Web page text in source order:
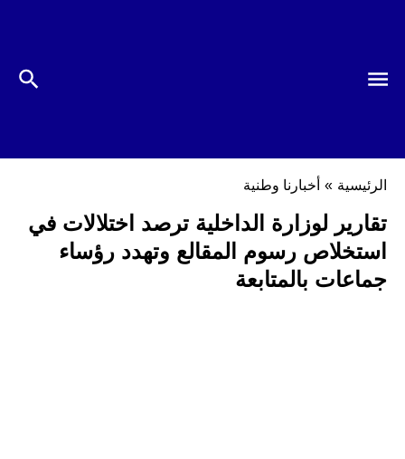
الرئيسية » أخبارنا وطنية
تقارير لوزارة الداخلية ترصد اختلالات في
استخلاص رسوم المقالع وتهدد رؤساء
جماعات بالمتابعة